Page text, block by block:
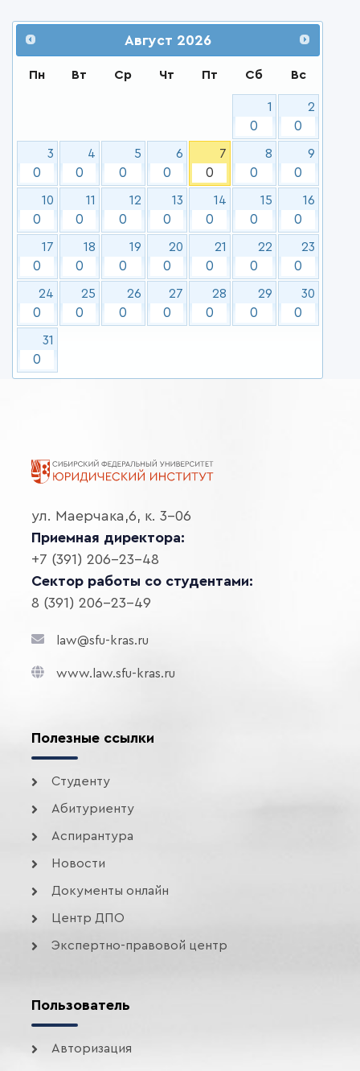
Август 2026
Пн Вт Ср Чт Пт Сб Вс
1
0
2
0
3
0
4
0
5
0
6
0
7
0
8
0
9
0
10
0
11
0
12
0
13
0
14
0
15
0
16
0
17
0
18
0
19
0
20
0
21
0
22
0
23
0
24
0
25
0
26
0
27
0
28
0
29
0
30
0
31
0
ул. Маерчака,6, к. 3-06
Приемная директора:
+7 (391) 206-23-48
Сектор работы со студентами:
8 (391) 206-23-49
law@sfu-kras.ru
www.law.sfu-kras.ru
Полезные ссылки
Студенту
Абитуриенту
Аспирантура
Новости
Документы онлайн
Центр ДПО
Экспертно-правовой центр
Пользователь
Авторизация